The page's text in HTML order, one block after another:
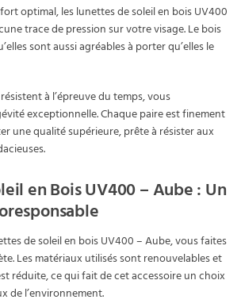
optimal, les lunettes de soleil en bois UV400
trace de pression sur votre visage. Le bois
sont aussi agréables à porter qu’elles le
à l’épreuve du temps, vous
exceptionnelle. Chaque paire est finement
une qualité supérieure, prête à résister aux
en Bois UV400 – Aube : Un
de soleil en bois UV400 – Aube, vous faites
Les matériaux utilisés sont renouvelables et
réduite, ce qui fait de cet accessoire un choix
de l’environnement.